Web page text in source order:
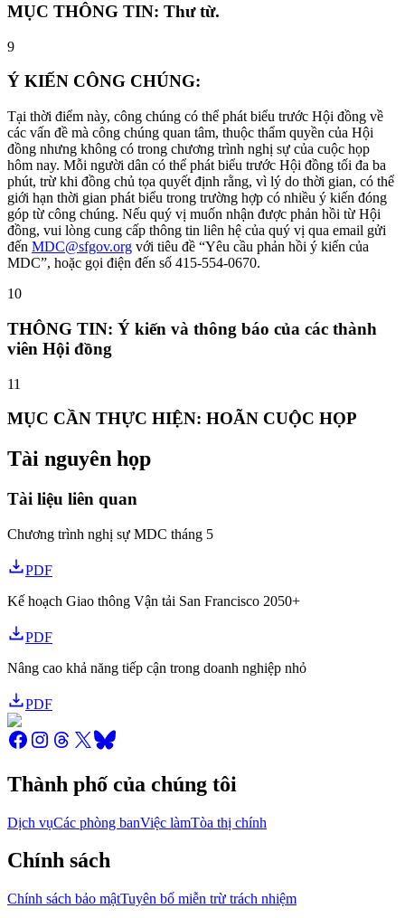
MỤC THÔNG TIN: Thư từ.
9
Ý KIẾN CÔNG CHÚNG:
Tại thời điểm này, công chúng có thể phát biểu trước Hội đồng về
các vấn đề mà công chúng quan tâm, thuộc thẩm quyền của Hội
đồng nhưng không có trong chương trình nghị sự của cuộc họp
hôm nay. Mỗi người dân có thể phát biểu trước Hội đồng tối đa ba
phút, trừ khi đồng chủ tọa quyết định rằng, vì lý do thời gian, có thể
giới hạn thời gian phát biểu trong trường hợp có nhiều ý kiến ​​đóng
góp từ công chúng. Nếu quý vị muốn nhận được phản hồi từ Hội
đồng, vui lòng cung cấp thông tin liên hệ của quý vị qua email gửi
đến MDC@sfgov.org với tiêu đề “Yêu cầu phản hồi ý kiến ​​của
MDC”, hoặc gọi điện đến số 415-554-0670.
10
THÔNG TIN: Ý kiến ​​và thông báo của các thành
viên Hội đồng
11
MỤC CẦN THỰC HIỆN: HOÃN CUỘC HỌP
Tài nguyên họp
Tài liệu liên quan
Chương trình nghị sự MDC tháng 5
PDF
Kế hoạch Giao thông Vận tải San Francisco 2050+
PDF
Nâng cao khả năng tiếp cận trong doanh nghiệp nhỏ
PDF
Thành phố của chúng tôi
Dịch vụCác phòng banViệc làmTòa thị chính
Chính sách
Chính sách bảo mậtTuyên bố miễn trừ trách nhiệm